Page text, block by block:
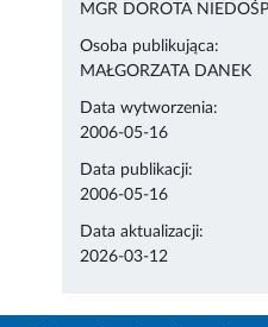
MGR DOROTA
Osoba publikująca:
MAŁGORZATA DANEK
Data wytworzenia:
2006-05-16
Data publikacji:
2006-05-16
Data aktualizacji:
2026-03-12